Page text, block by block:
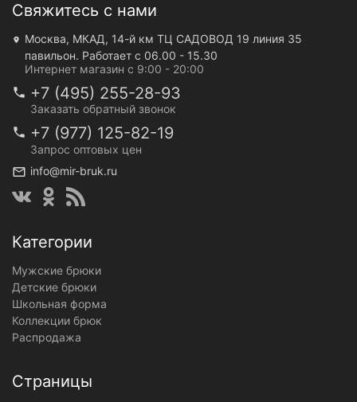
Свяжитесь с нами
Москва, МКАД, 14-й км ТЦ САДОВОД 19 линия 35
павильон. Работает с 06.00 - 15.30
Интернет магазин с 9:00 - 20:00
+7 (495) 255-28-93
Заказать обратный звонок
+7 (977) 125-82-19
Запрос оптовых цен
info@mir-bruk.ru
Категории
Мужские брюки
Детские брюки
Школьная форма
Коллекции брюк
Распродажа
Страницы